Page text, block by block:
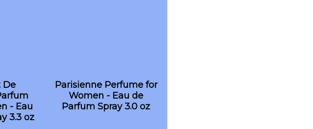
De
- Eau
3.3 oz
Parisienne Perfume for
Women - Eau de
Parfum Spray 3.0 oz